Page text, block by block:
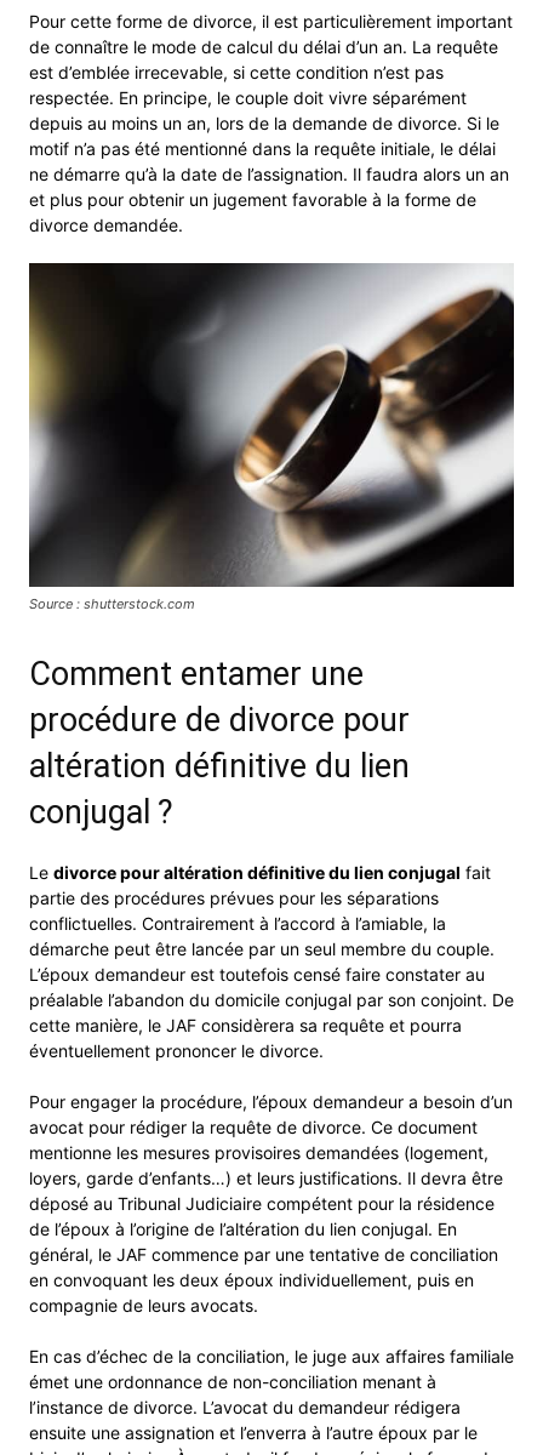
Pour cette forme de divorce, il est particulièrement important
de connaître le mode de calcul du délai d’un an. La requête
est d’emblée irrecevable, si cette condition n’est pas
respectée. En principe, le couple doit vivre séparément
depuis au moins un an, lors de la demande de divorce. Si le
motif n’a pas été mentionné dans la requête initiale, le délai
ne démarre qu’à la date de l’assignation. Il faudra alors un an
et plus pour obtenir un jugement favorable à la forme de
divorce demandée.
Source : shutterstock.com
Comment entamer une
procédure de divorce pour
altération définitive du lien
conjugal ?
Le divorce pour altération définitive du lien conjugal fait
partie des procédures prévues pour les séparations
conflictuelles. Contrairement à l’accord à l’amiable, la
démarche peut être lancée par un seul membre du couple.
L’époux demandeur est toutefois censé faire constater au
préalable l’abandon du domicile conjugal par son conjoint. De
cette manière, le JAF considèrera sa requête et pourra
éventuellement prononcer le divorce.
Pour engager la procédure, l’époux demandeur a besoin d’un
avocat pour rédiger la requête de divorce. Ce document
mentionne les mesures provisoires demandées (logement,
loyers, garde d’enfants…) et leurs justifications. Il devra être
déposé au Tribunal Judiciaire compétent pour la résidence
de l’époux à l’origine de l’altération du lien conjugal. En
général, le JAF commence par une tentative de conciliation
en convoquant les deux époux individuellement, puis en
compagnie de leurs avocats.
En cas d’échec de la conciliation, le juge aux affaires familiale
émet une ordonnance de non-conciliation menant à
l’instance de divorce. L’avocat du demandeur rédigera
ensuite une assignation et l’enverra à l’autre époux par le